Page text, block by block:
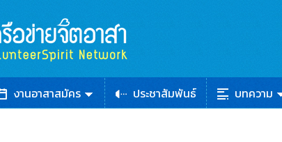
งานอาสาสมัคร ประชาสัมพันธ์ บทความ